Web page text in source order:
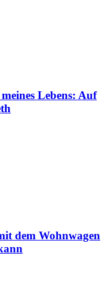
Lebens: Auf
dem Wohnwagen